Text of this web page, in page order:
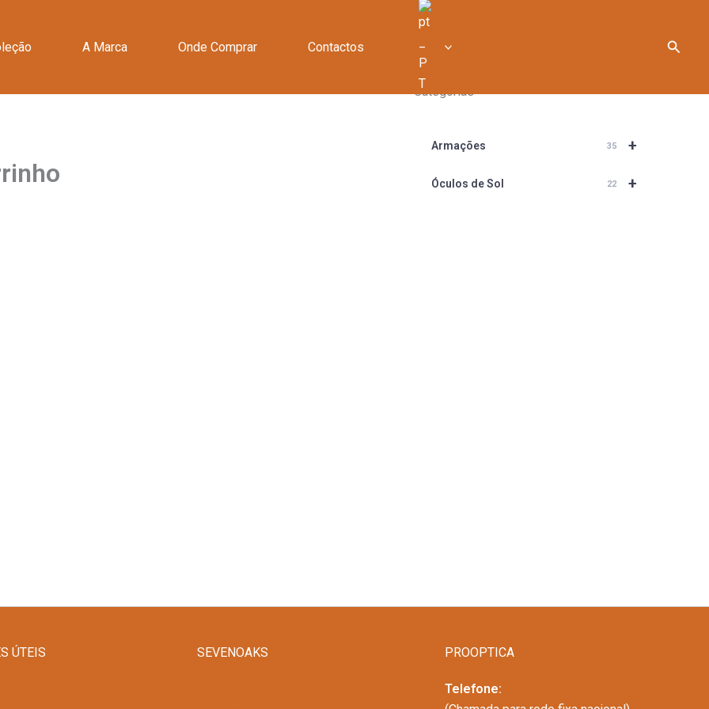
A Marca Onde Comprar Contactos
Categorias
+
Armações 35
+
Óculos de Sol 22
ÚTEIS SEVENOAKS PROOPTICA
Telefone: